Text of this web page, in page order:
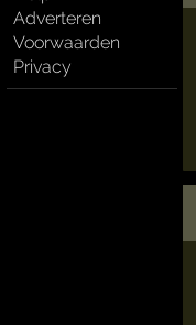
Adverteren
Voorwaarden
Privacy